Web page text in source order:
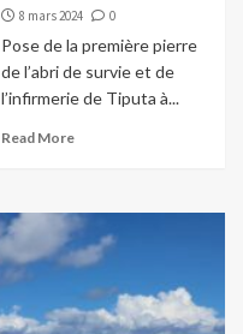
8 mars 2024 0
Pose de la première pierre
de l’abri de survie et de
l’infirmerie de Tiputa à...
Read More